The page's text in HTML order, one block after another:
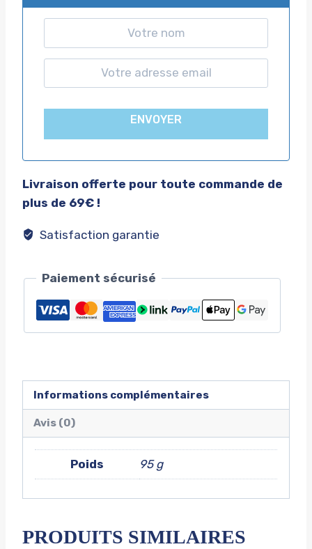
ENVOYER
Livraison offerte pour toute commande de
plus de 69€ !
Satisfaction garantie
Paiement sécurisé
Informations complémentaires
Avis (0)
Poids 95 g
PRODUITS SIMILAIRES